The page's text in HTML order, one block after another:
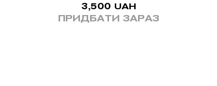
3,500 UAH
ПРИДБАТИ ЗАРАЗ